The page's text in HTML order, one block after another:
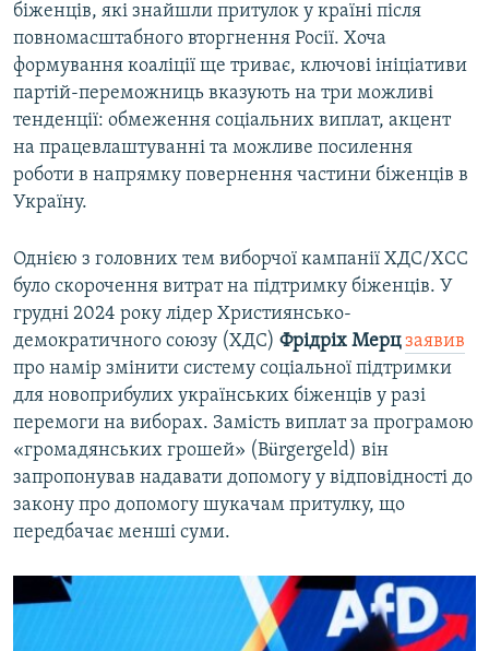
біженців, які знайшли притулок у країні після
повномасштабного вторгнення Росії. Хоча
формування коаліції ще триває, ключові ініціативи
партій-переможниць вказують на три можливі
тенденції: обмеження соціальних виплат, акцент
на працевлаштуванні та можливе посилення
роботи в напрямку повернення частини біженців в
Україну.
Однією з головних тем виборчої кампанії ХДС/ХСС
було скорочення витрат на підтримку біженців. У
грудні 2024 року лідер Християнсько-
демократичного союзу (ХДС) Фрідріх Мерц заявив
про намір змінити систему соціальної підтримки
для новоприбулих українських біженців у разі
перемоги на виборах. Замість виплат за програмою
«громадянських грошей» (Bürgergeld) він
запропонував надавати допомогу у відповідності до
закону про допомогу шукачам притулку, що
передбачає менші суми.